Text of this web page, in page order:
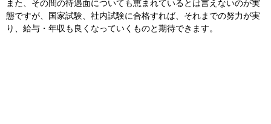
また、その間の待遇面についても恵まれているとは言えないのが実
態ですが、国家試験、社内試験に合格すれば、それまでの努力が実
り、給与・年収も良くなっていくものと期待できます。